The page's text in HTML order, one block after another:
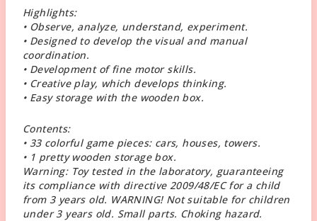
Highlights:
• Observe, analyze, understand, experiment.
• Designed to develop the visual and manual
coordination.
• Development of fine motor skills.
• Creative play, which develops thinking.
• Easy storage with the wooden box.
Contents:
• 33 colorful game pieces: cars, houses, towers.
• 1 pretty wooden storage box.
Warning: Toy tested in the laboratory, guaranteeing
its compliance with directive 2009/48/EC for a child
from 3 years old. WARNING! Not suitable for children
under 3 years old. Small parts. Choking hazard.